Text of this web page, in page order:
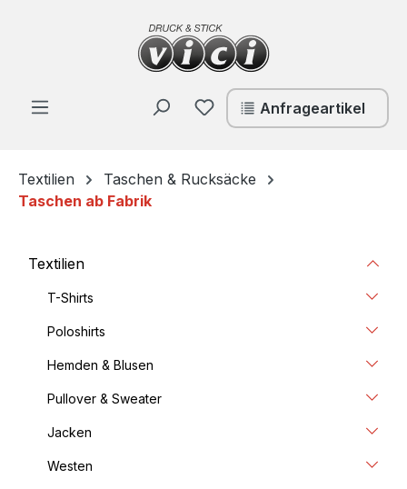
Zum Hauptinhalt springen
Du hast 0 Produkte auf
Anfrageartikel
Textilien
Taschen & Rucksäcke
Taschen ab Fabrik
Textilien
T-Shirts
Poloshirts
Hemden & Blusen
Pullover & Sweater
Jacken
Westen